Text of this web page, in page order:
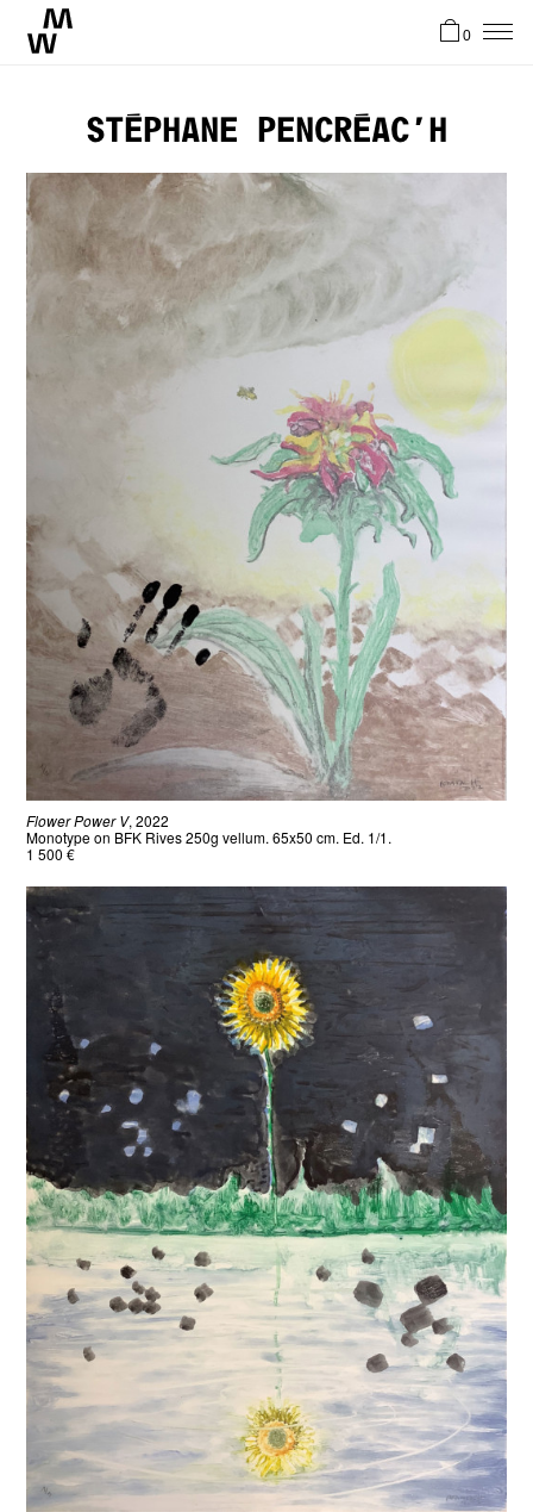
Artistes
Atelier
Stories
Contact
EN
0
Stéphane Pencréac’h
Flower Power V, 2022
Monotype on BFK Rives 250g vellum. 65x50 cm. Ed. 1/1.
1 500 €